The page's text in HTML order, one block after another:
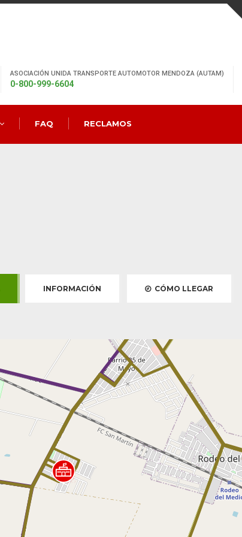
ASOCIACIÓN UNIDA TRANSPORTE AUTOMOTOR MENDOZA (AUTAM)
0-800-999-6604
FAQ RECLAMOS
INFORMACIÓN CÓMO LLEGAR